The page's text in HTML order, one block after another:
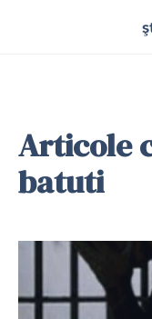
Articole
batuti